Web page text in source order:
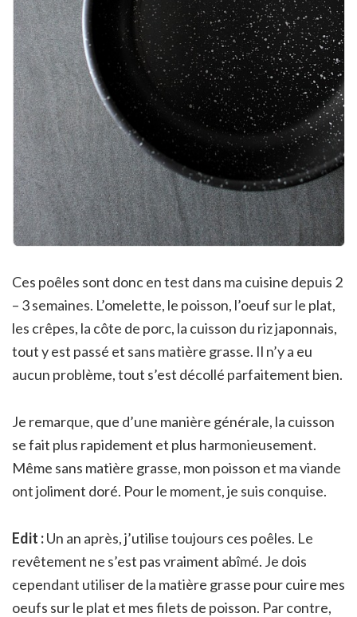
Ces poêles sont donc en test dans ma cuisine depuis 2
– 3 semaines. L’omelette, le poisson, l’oeuf sur le plat,
les crêpes, la côte de porc, la cuisson du riz japonnais,
tout y est passé et sans matière grasse. Il n’y a eu
aucun problème, tout s’est décollé parfaitement bien.
Je remarque, que d’une manière générale, la cuisson
se fait plus rapidement et plus harmonieusement.
Même sans matière grasse, mon poisson et ma viande
ont joliment doré. Pour le moment, je suis conquise.
Edit :Un an après, j’utilise toujours ces poêles. Le
revêtement ne s’est pas vraiment abîmé. Je dois
cependant utiliser de la matière grasse pour cuire mes
oeufs sur le plat et mes filets de poisson. Par contre,